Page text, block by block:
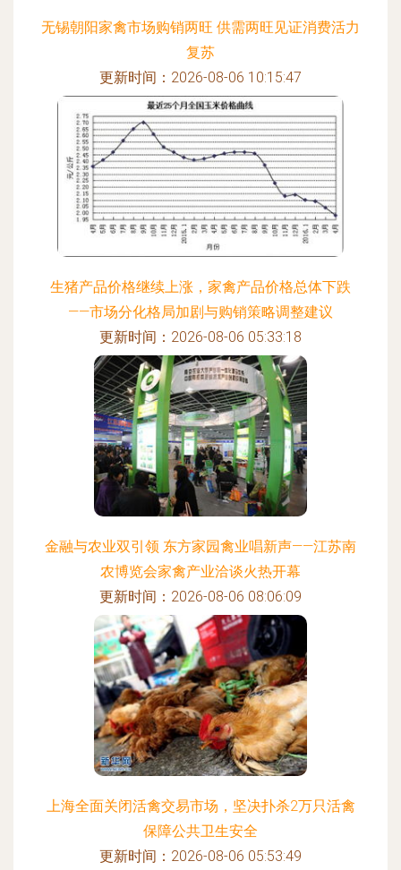
无锡朝阳家禽市场购销两旺 供需两旺见证消费活力
复苏
更新时间：2026-08-06 10:15:47
生猪产品价格继续上涨，家禽产品价格总体下跌
——市场分化格局加剧与购销策略调整建议
更新时间：2026-08-06 05:33:18
金融与农业双引领 东方家园禽业唱新声——江苏南
农博览会家禽产业洽谈火热开幕
更新时间：2026-08-06 08:06:09
上海全面关闭活禽交易市场，坚决扑杀2万只活禽
保障公共卫生安全
更新时间：2026-08-06 05:53:49